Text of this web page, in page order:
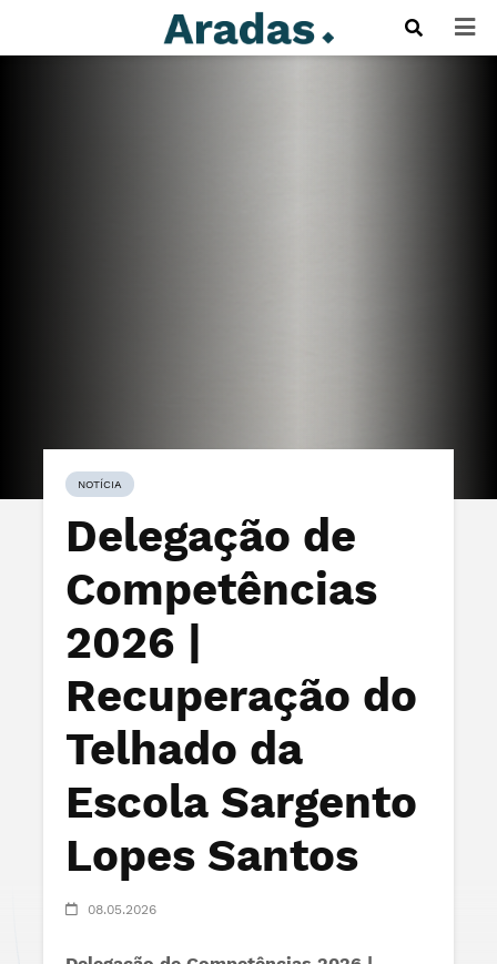
NOTÍCIA
Delegação de
Competências
2026 |
Recuperação do
Telhado da
Escola Sargento
Lopes Santos
08.05.2026